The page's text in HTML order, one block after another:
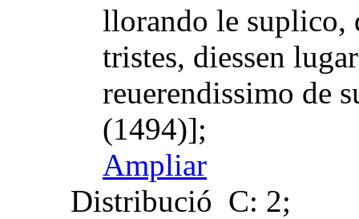
llorando le suplico,
tristes, diessen
reuerendissimo de
(1494)];
Ampliar
Distribució C: 2;